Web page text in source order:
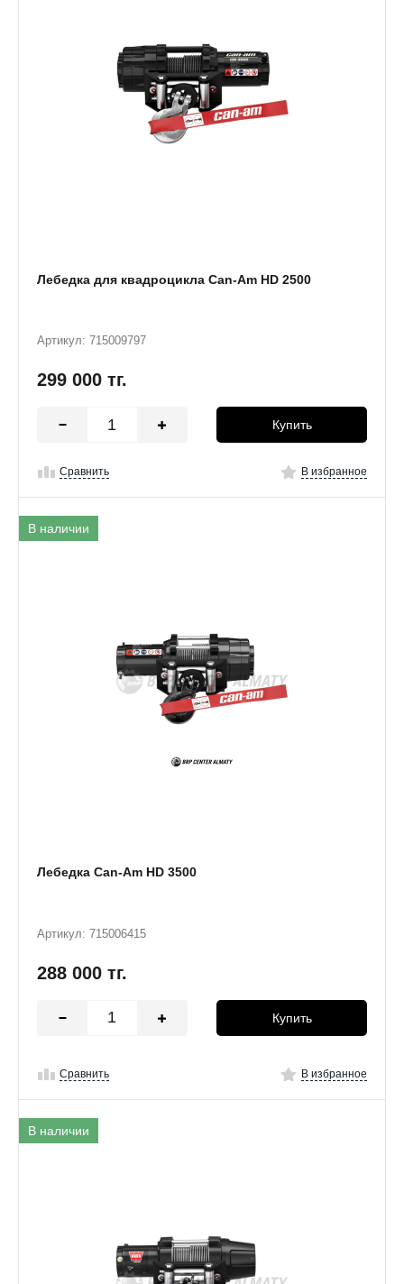
Лебедка для квадроцикла Can-Am HD 2500
Артикул: 715009797
299 000 тг.
Купить
Сравнить В избранное
В наличии
Лебедка Can-Am HD 3500
Артикул: 715006415
288 000 тг.
Купить
Сравнить В избранное
В наличии